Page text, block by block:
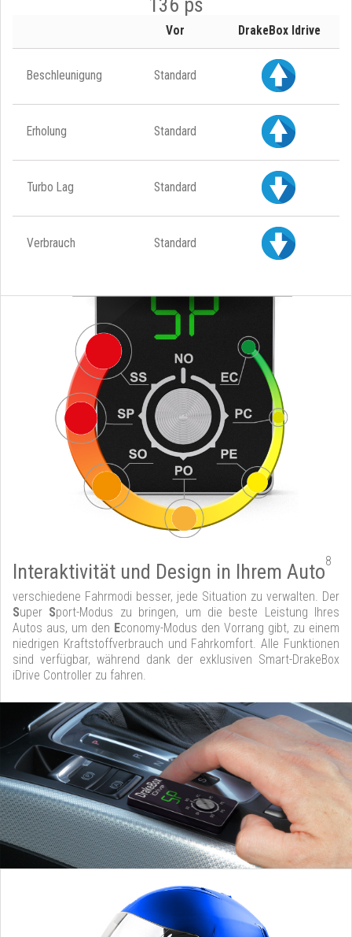
Vor DrakeBox Idrive
Beschleunigung Standard
Erholung Standard
Turbo Lag Standard
Verbrauch Standard
Interaktivität und Design in Ihrem Auto8
verschiedene Fahrmodi besser, jede Situation zu verwalten. Der
Super Sport-Modus zu bringen, um die beste Leistung Ihres
Autos aus, um den Economy-Modus den Vorrang gibt, zu einem
niedrigen Kraftstoffverbrauch und Fahrkomfort. Alle Funktionen
sind verfügbar, während dank der exklusiven Smart-DrakeBox
iDrive Controller zu fahren.